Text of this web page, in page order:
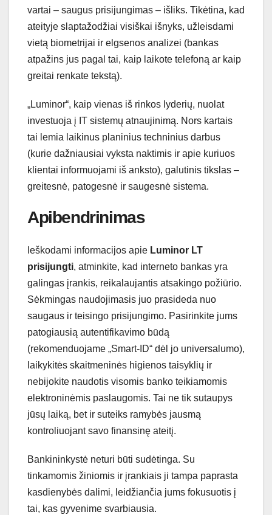
vartai – saugus prisijungimas – išliks. Tikėtina, kad
ateityje slaptažodžiai visiškai išnyks, užleisdami
vietą biometrijai ir elgsenos analizei (bankas
atpažins jus pagal tai, kaip laikote telefoną ar kaip
greitai renkate tekstą).
„Luminor“, kaip vienas iš rinkos lyderių, nuolat
investuoja į IT sistemų atnaujinimą. Nors kartais
tai lemia laikinus planinius techninius darbus
(kurie dažniausiai vyksta naktimis ir apie kuriuos
klientai informuojami iš anksto), galutinis tikslas –
greitesnė, patogesnė ir saugesnė sistema.
Apibendrinimas
Ieškodami informacijos apie Luminor LT
prisijungti, atminkite, kad interneto bankas yra
galingas įrankis, reikalaujantis atsakingo požiūrio.
Sėkmingas naudojimasis juo prasideda nuo
saugaus ir teisingo prisijungimo. Pasirinkite jums
patogiausią autentifikavimo būdą
(rekomenduojame „Smart-ID“ dėl jo universalumo),
laikykitės skaitmeninės higienos taisyklių ir
nebijokite naudotis visomis banko teikiamomis
elektroninėmis paslaugomis. Tai ne tik sutaupys
jūsų laiką, bet ir suteiks ramybės jausmą
kontroliuojant savo finansinę ateitį.
Bankininkystė neturi būti sudėtinga. Su
tinkamomis žiniomis ir įrankiais ji tampa paprasta
kasdienybės dalimi, leidžiančia jums fokusuotis į
tai, kas gyvenime svarbiausia.